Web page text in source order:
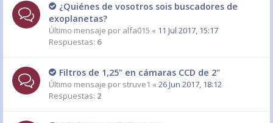
¿Quiénes de vosotros sois buscadores de
exoplanetas?
Último mensaje por alfa015 « 11 Jul 2017, 15:17
Respuestas: 6
Filtros de 1,25" en cámaras CCD de 2"
Último mensaje por struve1 « 26 Jun 2017, 18:12
Respuestas: 2